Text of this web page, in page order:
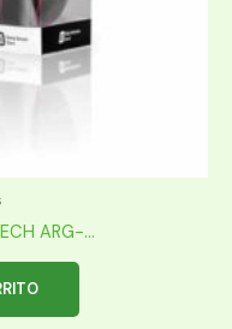
ARG-...